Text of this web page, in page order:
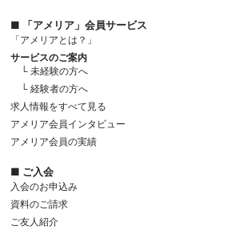
■ 「アメリア」会員サービス
「アメリアとは？」
サービスのご案内
└ 未経験の方へ
└ 経験者の方へ
求人情報をすべて見る
アメリア会員インタビュー
アメリア会員の実績
■ ご入会
入会のお申込み
資料のご請求
ご友人紹介